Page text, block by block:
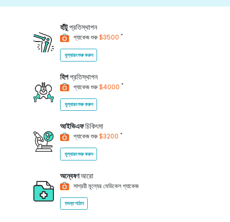
হাঁটুপ্রতিস্থাপন
প্যাকেজ শুরু$3500 *
মূল্যায়ন শুরু করুন
হিপপ্রতিস্থাপন
প্যাকেজ শুরু$4000 *
মূল্যায়ন শুরু করুন
আইভিএফচিকিৎসা
প্যাকেজ শুরু$3200 *
মূল্যায়ন শুরু করুন
অন্বেষণআরো
সাশ্রয়ী মূল্যের মেডিকেল প্যাকেজ
তদন্ত পাঠান